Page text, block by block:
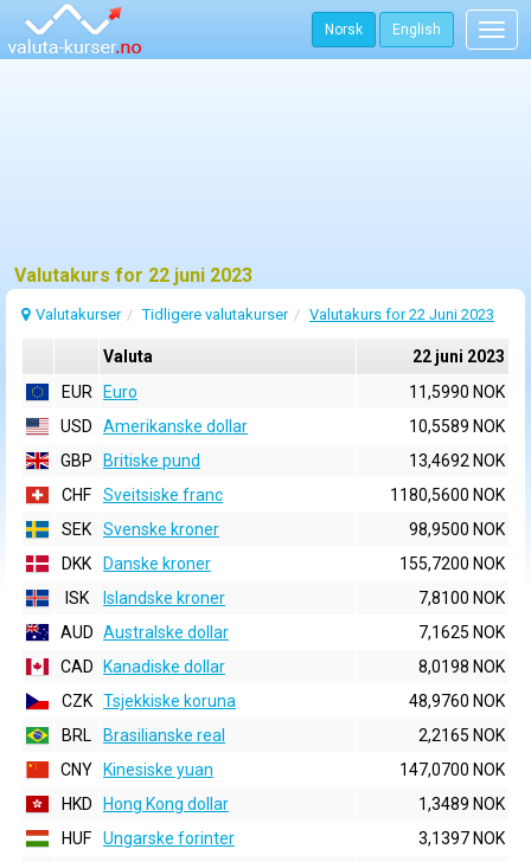
Norsk English
Valutakurs for 22 juni 2023
Valutakurser Tidligere valutakurser Valutakurs for 22 Juni 2023
Valuta
22 juni 2023
EUR
Euro
11,5990 NOK
USD
Amerikanske dollar
10,5589 NOK
GBP
Britiske pund
13,4692 NOK
CHF
Sveitsiske franc
1180,5600 NOK
SEK
Svenske kroner
98,9500 NOK
DKK
Danske kroner
155,7200 NOK
ISK
Islandske kroner
7,8100 NOK
AUD Australske dollar
7,1625 NOK
CAD
Kanadiske dollar
8,0198 NOK
CZK Tsjekkiske koruna
48,9760 NOK
BRL
Brasilianske real
2,2165 NOK
CNY
Kinesiske yuan
147,0700 NOK
HKD
Hong Kong dollar
1,3489 NOK
HUF
Ungarske forinter
3,1397 NOK